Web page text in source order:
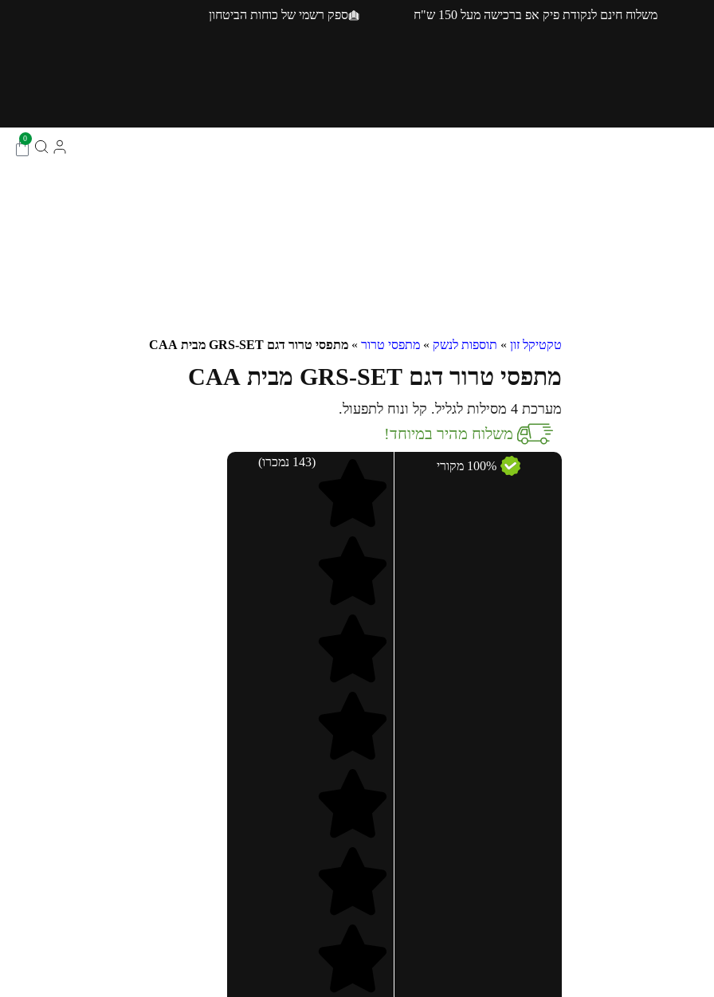
משלוח חינם לנקודת פיק אפ ברכישה מעל 150 ש"ח ספק רשמי של כוחות הביטחון
0
טקטיקל זון » תוספות לנשק » מתפסי טרור » מתפסי טרור דגם GRS-SET מבית CAA
מתפסי טרור דגם GRS-SET מבית CAA
מערכת 4 מסילות לגליל. קל ונוח לתפעול.
משלוח מהיר במיוחד!
100% מקורי (143 נמכרו)